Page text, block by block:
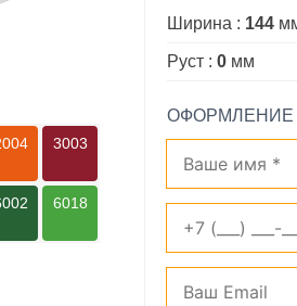
3003
6018
Ширина : 144
Руст : 0 мм
ОФОРМЛЕНИЕ